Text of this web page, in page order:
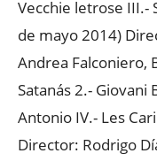
Vecchie letrose III.-
de mayo 2014)
Andrea Falconiero,
Satanás 2.- Giovani
Antonio IV.- Les
Director: Rodrigo